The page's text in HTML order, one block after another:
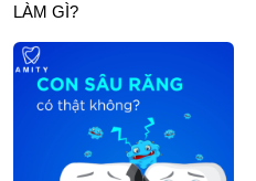
LÀM GÌ?